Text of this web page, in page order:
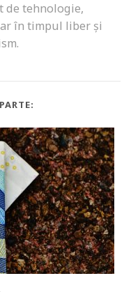
de tehnologie,
în timpul liber și